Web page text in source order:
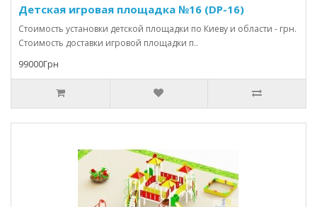
Детская игровая площадка №16 (DP-16)
Стоимость установки детской площадки по Киеву и области - грн.
Стоимость доставки игровой площадки п..
99000Грн